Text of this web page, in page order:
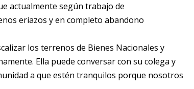
actualmente según trabajo de
eriazos y en completo abandono
los terrenos de Bienes Nacionales y
Ella puede conversar con su colega y
a que estén tranquilos porque nosotros